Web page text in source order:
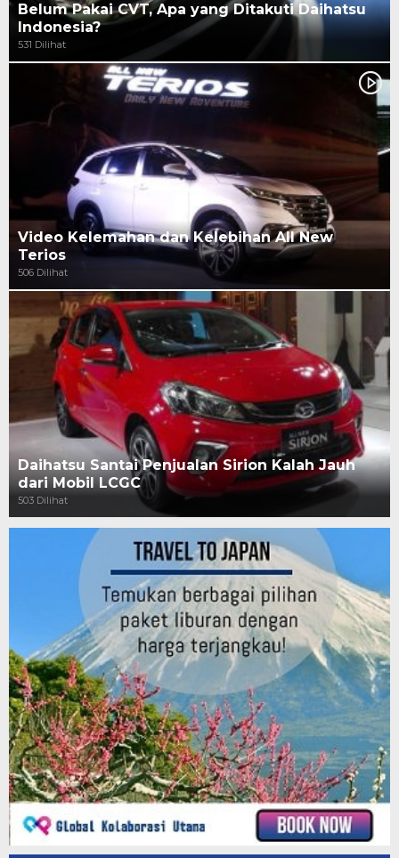
Belum Pakai CVT, Apa yang Ditakuti Daihatsu
Indonesia?
531 Dilihat
Video Kelemahan dan Kelebihan All New
Terios
506 Dilihat
Daihatsu Santai Penjualan Sirion Kalah Jauh
dari Mobil LCGC
503 Dilihat